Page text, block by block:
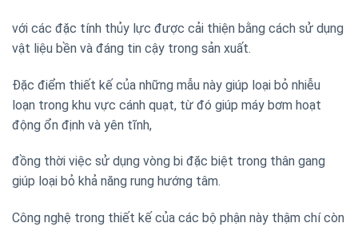
với các đặc tính thủy lực được cải thiện bằng cách sử dụng
vật liệu bền và đáng tin cậy trong sản xuất.
Đặc điểm thiết kế của những mẫu này giúp loại bỏ nhiễu
loạn trong khu vực cánh quạt, từ đó giúp máy bơm hoạt
động ổn định và yên tĩnh,
đồng thời việc sử dụng vòng bi đặc biệt trong thân gang
giúp loại bỏ khả năng rung hướng tâm.
Công nghệ trong thiết kế của các bộ phận này thậm chí còn